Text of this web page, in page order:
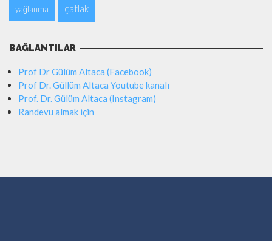
yağlanma çatlak
BAĞLANTILAR
Prof Dr Gülüm Altaca (Facebook)
Prof Dr. Güllüm Altaca Youtube kanalı
Prof. Dr. Gülüm Altaca (Instagram)
Randevu almak için